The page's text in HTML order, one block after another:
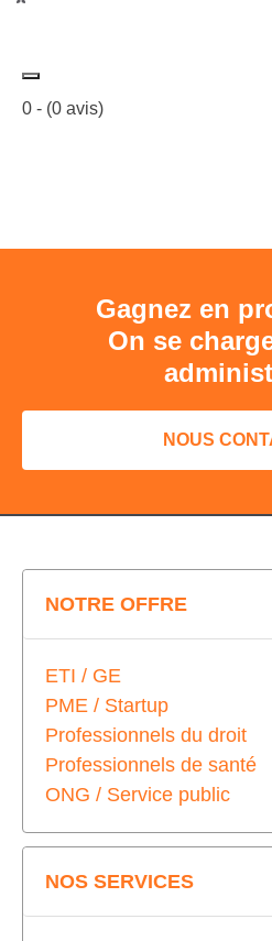
0 - (0 avis)
Gagnez en
On se
NOUS
NOTRE OFFRE
ETI / GE
PME / Startup
Professionnels du droit
Professionnels de santé
ONG / Service public
NOS SERVICES